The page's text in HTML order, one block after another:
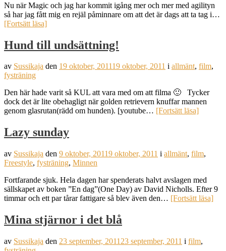
Nu när Magic och jag har kommit igång mer och mer med agilityn
så har jag fått mig en rejäl påminnare om att det är dags att ta tag i…
[Fortsätt läsa]
Hund till undsättning!
av Sussikaja den 19 oktober, 201119 oktober, 2011 i allmänt, film,
fysträning
Den här hade varit så KUL att vara med om att filma 🙂 Tycker
dock det är lite obehagligt när golden retrievern knuffar mannen
genom glasrutan(rädd om hunden). [youtube… [Fortsätt läsa]
Lazy sunday
av Sussikaja den 9 oktober, 20119 oktober, 2011 i allmänt, film,
Freestyle, fysträning, Minnen
Fortfarande sjuk. Hela dagen har spenderats halvt avslagen med
sällskapet av boken ”En dag”(One Day) av David Nicholls. Efter 9
timmar och ett par tårar fattigare så blev även den… [Fortsätt läsa]
Mina stjärnor i det blå
av Sussikaja den 23 september, 2011 23 september, 2011 i film,